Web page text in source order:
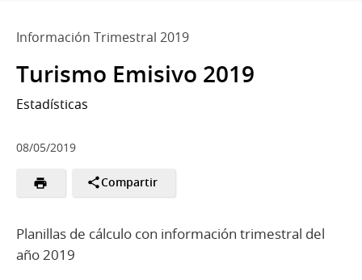
Información Trimestral 2019
Turismo Emisivo 2019
Estadísticas
08/05/2019
Compartir
Planillas de cálculo con información trimestral del
año 2019